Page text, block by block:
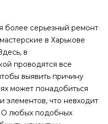
более серьезный ремонт
в Харькове
в
проводятся все
выявить причину
может понадобиться
элементов, что невходит
О любых подобных